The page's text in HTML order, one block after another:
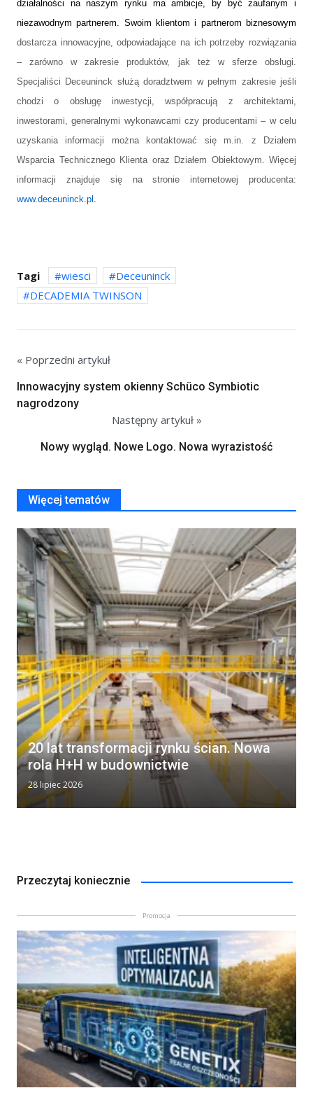
działalności na naszym rynku ma ambicje, by być zaufanym i
niezawodnym partnerem. Swoim klientom i partnerom biznesowym
dostarcza innowacyjne, odpowiadające na ich potrzeby rozwiązania
– zarówno w zakresie produktów, jak też w sferze obsługi.
Specjaliści Deceuninck służą doradztwem w pełnym zakresie jeśli
chodzi o obsługę inwestycji, współpracują z architektami,
inwestorami, generalnymi wykonawcami czy producentami – w celu
uzyskania informacji można kontaktować się m.in. z Działem
Wsparcia Technicznego Klienta oraz Działem Obiektowym. Więcej
informacji znajduje się na stronie internetowej producenta:
www.deceuninck.pl
Tagi wiesci
Deceuninck
DECADEMIA TWINSON
« Poprzedni artykuł
Innowacyjny system okienny Schüco Symbiotic
nagrodzony
Następny artykuł »
Nowy wygląd. Nowe Logo. Nowa wyrazistość
Więcej tematów
20 lat transformacji rynku ścian. Nowa
rola H+H w budownictwie
28 lipiec 2026
Przeczytaj koniecznie
Promocja